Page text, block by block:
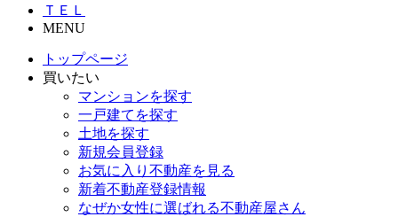
ＴＥＬ
MENU
トップページ
買いたい
マンションを探す
一戸建てを探す
土地を探す
新規会員登録
お気に入り不動産を見る
新着不動産登録情報
なぜか女性に選ばれる不動産屋さん